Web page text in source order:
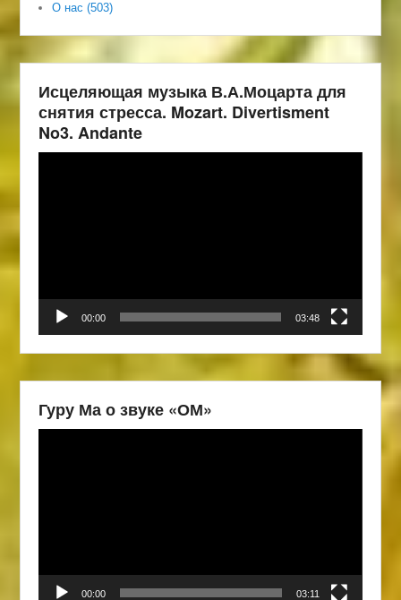
О нас (503)
Исцеляющая музыка В.А.Моцарта для
снятия стресса. Mozart. Divertisment
No3. Andante
00:00 03:48
Гуру Ма о звуке «ОМ»
00:00 03:11